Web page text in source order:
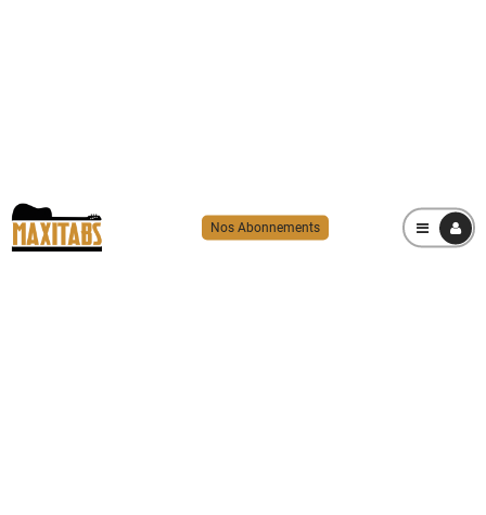
Nos Abonnements MENU